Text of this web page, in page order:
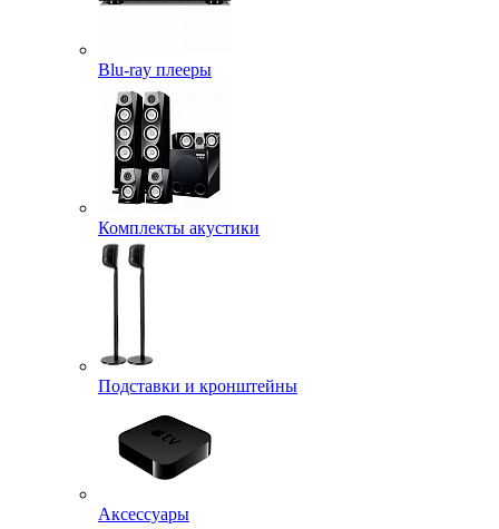
Blu-ray плееры
Комплекты акустики
Подставки и кронштейны
Аксессуары